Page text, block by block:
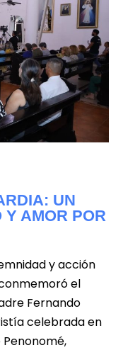
UN
Y AMOR POR
y acción
el
Fernando
celebrada en